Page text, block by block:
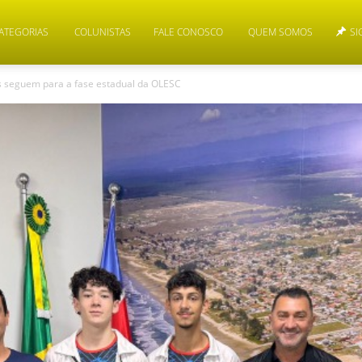
COLUNISTAS FALE CONOSCO QUEM SOMOS
para a fase estadual da OLESC